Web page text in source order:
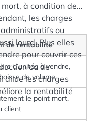
à condition de
les charges
ou
lourd. Plus elles
pour couvrir ces
ou de
dilue les charges
la rentabilité
de rentabilité
d’unités à vendre,
de volume
le point mort,
client